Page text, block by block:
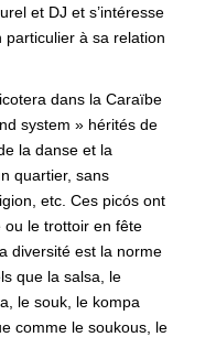
et DJ et s’intéresse
à sa relation
dans la Caraïbe
system » hérités de
la danse et la
quartier, sans
etc. Ces picós ont
le trottoir en fête
diversité est la norme
que la salsa, le
le souk, le kompa
comme le soukous, le